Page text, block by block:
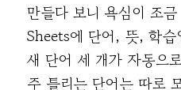
만들다 보니 욕심이 조
Sheets에 단어, 뜻, 학습
새 단어 세 개가 자동으
주 틀리는 단어는 따로